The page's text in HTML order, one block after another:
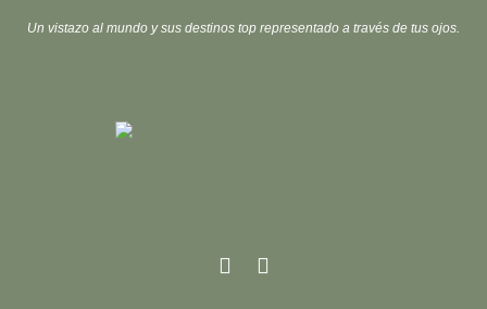
Un vistazo al mundo y sus destinos top representado a través de tus ojos.